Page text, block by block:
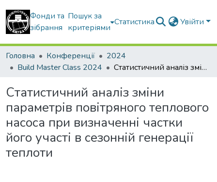
Фонди та
зібрання
Пошук за
критеріями
Статистика Увійти
Головна Конференції
2024
Build Master Class 2024
Статистичний аналіз зміни параметрів повітряного теплового насоса при визначенні частки його участі в сезонній генерації теплоти
Статистичний аналіз зміни
параметрів повітряного теплового
насоса при визначенні частки
його участі в сезонній генерації
теплоти